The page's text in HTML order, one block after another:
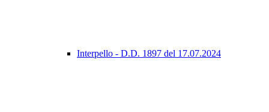
Interpello - D.D. 1897 del 17.07.2024